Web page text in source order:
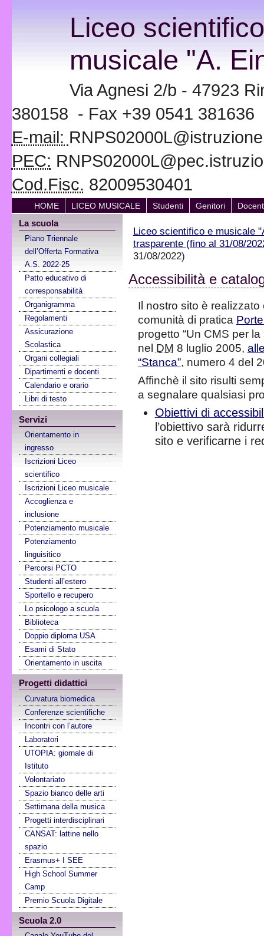
Liceo
musicale "A.
Via Agnesi 2/b - 47923
380158 - Fax +39 0541 381636
E-mail:
PEC:
Cod.Fisc. 82009530401
HOME LICEO MUSICALE Studenti Genitori
La scuola
Piano Triennale
dell’Offerta Formativa
A.S. 2022-25
Patto educativo di
corresponsabilità
Organigramma
Regolamenti
Assicurazione
Scolastica
Organi collegiali
Dipartimenti e docenti
Calendario e orario
Libri di testo
Servizi
Orientamento in
ingresso
Iscrizioni Liceo
scientifico
Iscrizioni Liceo musicale
Accoglienza e
inclusione
Potenziamento musicale
Potenziamento
linguisitico
Percorsi PCTO
Studenti all’estero
Sportello e recupero
Lo psicologo a scuola
Biblioteca
Doppio diploma USA
Esami di Stato
Orientamento in uscita
Progetti didattici
Curvatura biomedica
Conferenze scientifiche
Incontri con l’autore
Laboratori
UTOPIA: giornale di
Istituto
Volontariato
Spazio bianco delle arti
Settimana della musica
Progetti interdisciplinari
CANSAT: lattine nello
spazio
Erasmus+ I SEE
High School Summer
Camp
Premio Scuola Digitale
Scuola 2.0
Liceo scientifico e musicale
trasparente (fino al 31/08/
31/08/2022)
Accessibilità e
Il nostro sito è
comunità di pratica
progetto “Un CMS per
nel DM 8 luglio 2005,
“Stanca”, numero 4 del
Affinchè il sito risulti
a segnalare qualsiasi
Obiettivi di
l’obiettivo sarà
sito e verificarne i